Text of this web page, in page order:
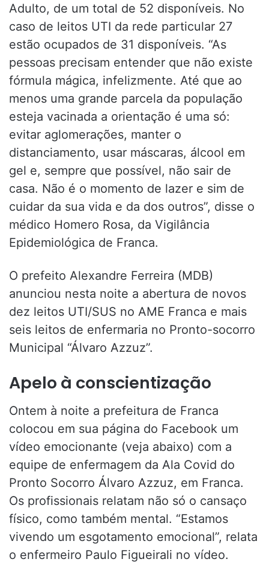
Adulto, de um total de 52 disponíveis. No
caso de leitos UTI da rede particular 27
estão ocupados de 31 disponíveis. “As
pessoas precisam entender que não existe
fórmula mágica, infelizmente. Até que ao
menos uma grande parcela da população
esteja vacinada a orientação é uma só:
evitar aglomerações, manter o
distanciamento, usar máscaras, álcool em
gel e, sempre que possível, não sair de
casa. Não é o momento de lazer e sim de
cuidar da sua vida e da dos outros”, disse o
médico Homero Rosa, da Vigilância
Epidemiológica de Franca.
O prefeito Alexandre Ferreira (MDB)
anunciou nesta noite a abertura de novos
dez leitos UTI/SUS no AME Franca e mais
seis leitos de enfermaria no Pronto-socorro
Municipal “Álvaro Azzuz”.
Apelo à conscientização
Ontem à noite a prefeitura de Franca
colocou em sua página do Facebook um
vídeo emocionante (veja abaixo) com a
equipe de enfermagem da Ala Covid do
Pronto Socorro Álvaro Azzuz, em Franca.
Os profissionais relatam não só o cansaço
físico, como também mental. “Estamos
vivendo um esgotamento emocional”, relata
o enfermeiro Paulo Figueirali no vídeo.